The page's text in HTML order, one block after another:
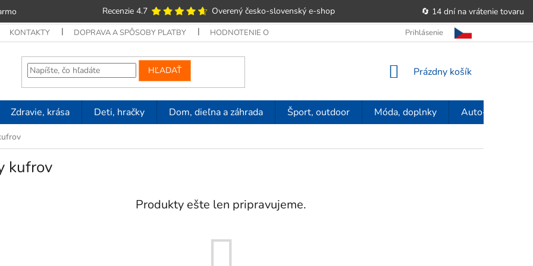
Recenzie 4.7 Overený česko-slovenský e‑shop
🔄 14 dní na vrátenie tovaru
KONTAKTY DOPRAVA A SPÔSOBY PLATBY HODNOTENIE OBCHODU OBCHODNÉ PODMIENKY POUČENIE O PRÁVE
Prihlásenie
HĽADAŤ
NÁKUPNÝ
Prázdny košík
Zdravie, krása Deti, hračky Dom, dieľna a záhrada Šport, outdoor Móda, doplnky Auto-moto
kufrov
Produkty ešte len pripravujeme.